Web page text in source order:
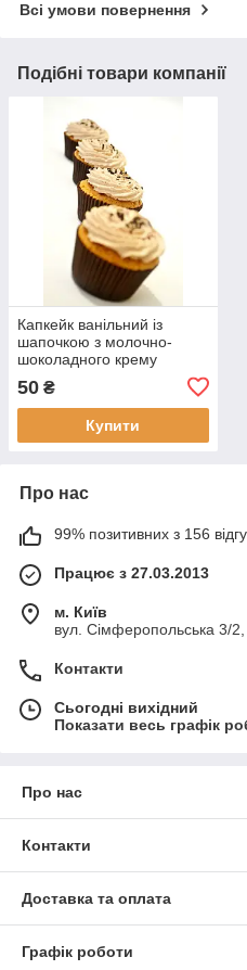
Всі умови повернення
Подібні товари компанії
Капкейк ванільний із
шапочкою з молочно-
шоколадного крему
50 ₴
Купити
Про нас
99% позитивних з 156
Працює з 27.03.2013
м. Київ
вул. Сімферопольська 3/2,
Контакти
Сьогодні вихідний
Показати весь графік
Про нас
Контакти
Доставка та оплата
Графік роботи